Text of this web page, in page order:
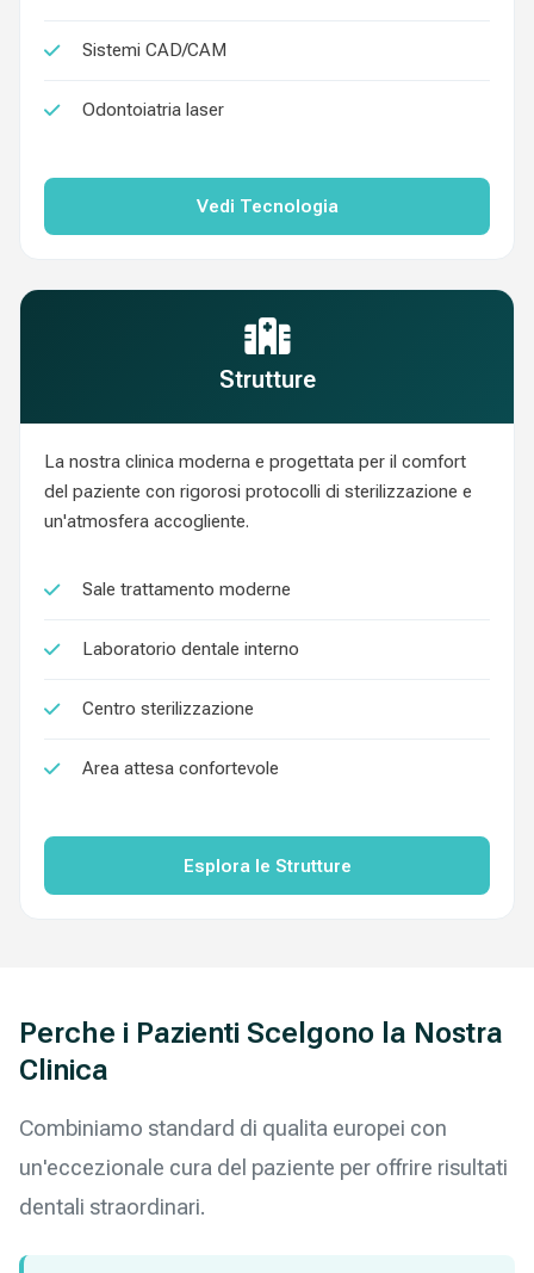
Sistemi CAD/CAM
Odontoiatria laser
Vedi Tecnologia
Strutture
La nostra clinica moderna e progettata per il comfort
del paziente con rigorosi protocolli di sterilizzazione e
un'atmosfera accogliente.
Sale trattamento moderne
Laboratorio dentale interno
Centro sterilizzazione
Area attesa confortevole
Esplora le Strutture
Perche i Pazienti Scelgono la Nostra
Clinica
Combiniamo standard di qualita europei con
un'eccezionale cura del paziente per offrire risultati
dentali straordinari.